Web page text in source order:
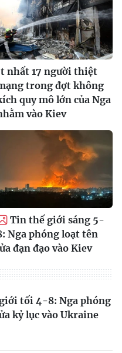
nhất 17 người thiệt
trong đợt không
quy mô lớn của Nga
vào Kiev
Tin thế giới sáng 5-
Nga phóng loạt tên
đạn đạo vào Kiev
tối 4-8: Nga phóng
kỷ lục vào Ukraine